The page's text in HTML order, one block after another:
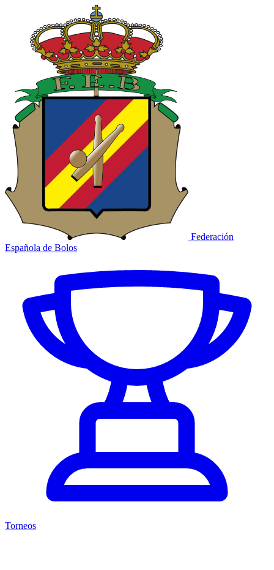
Federación
Española de Bolos
Torneos